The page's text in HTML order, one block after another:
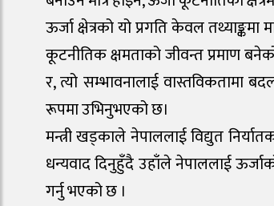
ऊर्जा क्षेत्रको यो प्रगति केवल
कूटनीतिक क्षमताको जीवन्त प्रमाण
र, त्यो सम्भावनालाई वास्तविकतामा
रूपमा उभिनुभएको छ।
मन्त्री खड्काले नेपाललाई विद्युत
धन्यवाद दिनुहुँदै उहाँले नेपाललाई
गर्नु भएको छ ।